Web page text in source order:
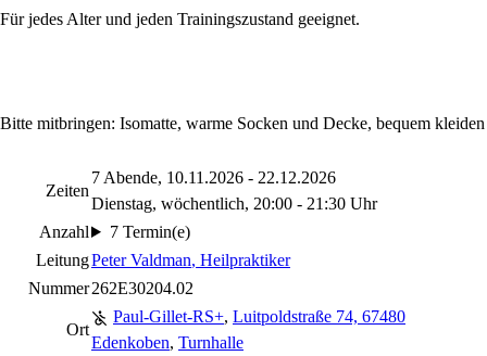
Für jedes Alter und jeden Trainingszustand geeignet.
Bitte mitbringen: Isomatte, warme Socken und Decke, bequem kleiden
Zeiten
7 Abende, 10.11.2026 - 22.12.2026
Dienstag, wöchentlich, 20:00 - 21:30 Uhr
Anzahl
7 Termin(e)
LeitungPeter Valdman, Heilpraktiker
Nummer262E30204.02
Ort
Paul-Gillet-RS+, Luitpoldstraße 74, 67480
Edenkoben, Turnhalle